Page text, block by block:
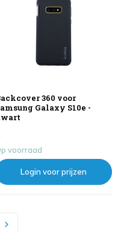
360 voor
Galaxy S10e -
voorraad
Login voor prijzen